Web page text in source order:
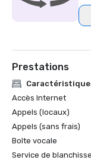
Prestations
Accès Internet
Appels (locaux)
Appels (sans frais)
Boîte vocale
Service de